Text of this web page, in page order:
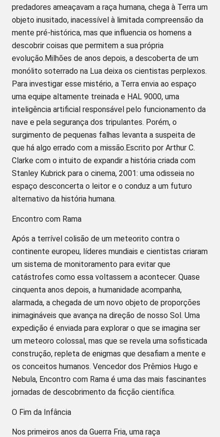
predadores ameaçavam a raça humana, chega à Terra um
objeto inusitado, inacessível à limitada compreensão da
mente pré-histórica, mas que influencia os homens a
descobrir coisas que permitem a sua própria
evolução.Milhões de anos depois, a descoberta de um
monólito soterrado na Lua deixa os cientistas perplexos.
Para investigar esse mistério, a Terra envia ao espaço
uma equipe altamente treinada e HAL 9000, uma
inteligência artificial responsável pelo funcionamento da
nave e pela segurança dos tripulantes. Porém, o
surgimento de pequenas falhas levanta a suspeita de
que há algo errado com a missão.Escrito por Arthur C.
Clarke com o intuito de expandir a história criada com
Stanley Kubrick para o cinema, 2001: uma odisseia no
espaço desconcerta o leitor e o conduz a um futuro
alternativo da história humana.
Encontro com Rama
Após a terrível colisão de um meteorito contra o
continente europeu, líderes mundiais e cientistas criaram
um sistema de monitoramento para evitar que
catástrofes como essa voltassem a acontecer. Quase
cinquenta anos depois, a humanidade acompanha,
alarmada, a chegada de um novo objeto de proporções
inimagináveis que avança na direção de nosso Sol. Uma
expedição é enviada para explorar o que se imagina ser
um meteoro colossal, mas que se revela uma sofisticada
construção, repleta de enigmas que desafiam a mente e
os conceitos humanos. Vencedor dos Prêmios Hugo e
Nebula, Encontro com Rama é uma das mais fascinantes
jornadas de descobrimento da ficção científica.
O Fim da Infância
Nos primeiros anos da Guerra Fria, uma raça